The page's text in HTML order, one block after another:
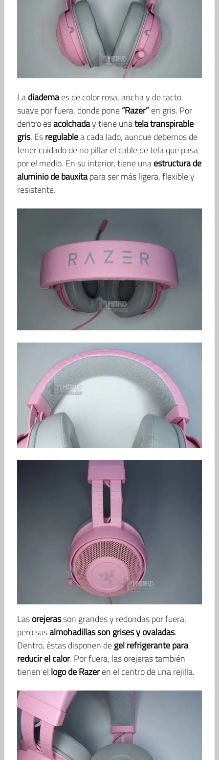
Ladiademaes de color rosa, ancha y de tacto
suave por fuera, donde pone“Razer”en gris. Por
dentro esacolchaday tiene unatela transpirable
gris. Esregulablea cada lado, aunque debemos de
tener cuidado de no pillar el cable de tela que pasa
por el medio. En su interior, tiene unaestructura de
aluminio de bauxitapara ser más ligera, flexible y
resistente.
Lasorejerasson grandes y redondas por fuera,
pero susalmohadillas son grises y ovaladas.
Dentro, éstas disponen degel refrigerante para
reducir el calor. Por fuera, las orejeras también
tienen el logo de Razeren el centro de una rejilla.